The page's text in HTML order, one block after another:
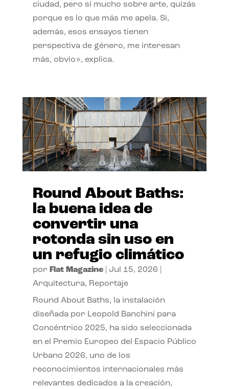
ciudad, pero sí mucho sobre arte, quizás
porque es lo que más me apela. Si,
además, esos ensayos tienen
perspectiva de género, me interesan
más, obvio», explica.
Round About Baths:
la buena idea de
convertir una
rotonda sin uso en
un refugio climático
por Flat Magazine| Jul 15, 2026
Arquitectura, Reportaje
Round About Baths, la instalación
diseñada por Leopold Banchini para
Concéntrico 2025, ha sido seleccionada
en el Premio Europeo del Espacio Público
Urbano 2026, uno de los
reconocimientos internacionales más
relevantes dedicados a la creación,